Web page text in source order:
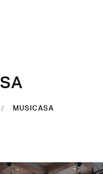
SA
MUSICASA